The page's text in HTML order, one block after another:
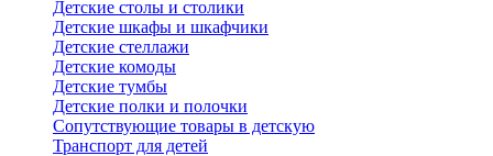
Детские столы и столики
Детские шкафы и шкафчики
Детские стеллажи
Детские комоды
Детские тумбы
Детские полки и полочки
Сопутствующие товары в детскую
Транспорт для детей